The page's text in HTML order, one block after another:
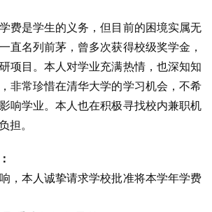
费是学生的义务，但目前的困境实属无
直名列前茅，曾多次获得校级奖学金，
项目。本人对学业充满热情，也深知知
非常珍惜在清华大学的学习机会，不希
响学业。本人也在积极寻找校内兼职机
担。
，本人诚挚请求学校批准将本学年学费